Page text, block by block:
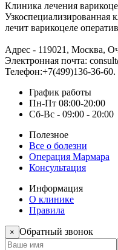
Клиника лечения
Узкоспециализированная
лечит варикоцеле
Адрес - 119021 , Москва,
Электронная почта:
Телефон:+7(499)136-36-60.
График работы
Пн-Пт 08:00-20:00
Сб-Вс - 09:00 - 20:00
Полезное
Все о болезни
Операция Мармара
Консультация
Информация
О клинике
Правила
× Обратный звонок